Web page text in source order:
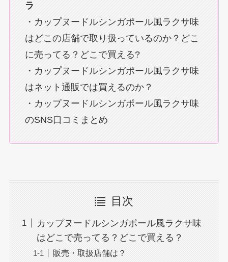
ラ
・カップヌードルシンガポール風ラクサ味
はどこの店舗で取り扱っているのか？どこ
に売ってる？どこで買える?
・カップヌードルシンガポール風ラクサ味
はネット通販では買えるのか？
・カップヌードルシンガポール風ラクサ味
のSNS口コミまとめ
目次
カップヌードルシンガポール風ラクサ味
はどこで売ってる？どこで買える？
販売・取扱店舗は？